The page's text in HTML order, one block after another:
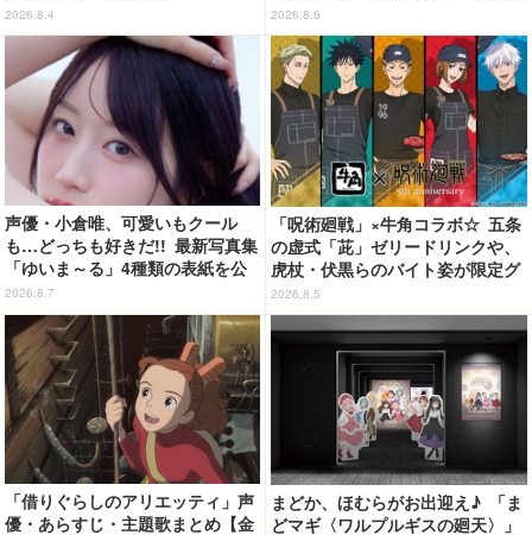
2026.8.4
A」パンプスがセール実施中【3
0％オフセール】
2026.8.6
声優・小倉唯、可愛いもクール
も…どっちも好きだ!! 最新写真集
「ゆいま～る」4種類の表紙を公
開！「成長した私の姿を楽しんで
いただけたら」
2026.8.7
「呪術廻戦」×牛角コラボ☆ 五条
の虚式「茈」ゼリードリンクや、
虎杖・伏黒らのバイト姿が限定グ
ッズに【8月26日～】
2026.8.5
「借りぐらしのアリエッティ」声
優・あらすじ・主題歌まとめ【金
まどか、ほむらがお出迎え♪ 「ま
どマギ〈ワルプルギスの廻天〉」